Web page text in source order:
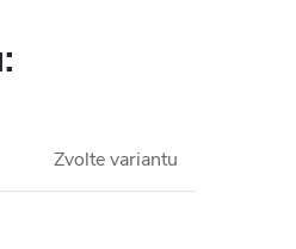
Zvolte variantu